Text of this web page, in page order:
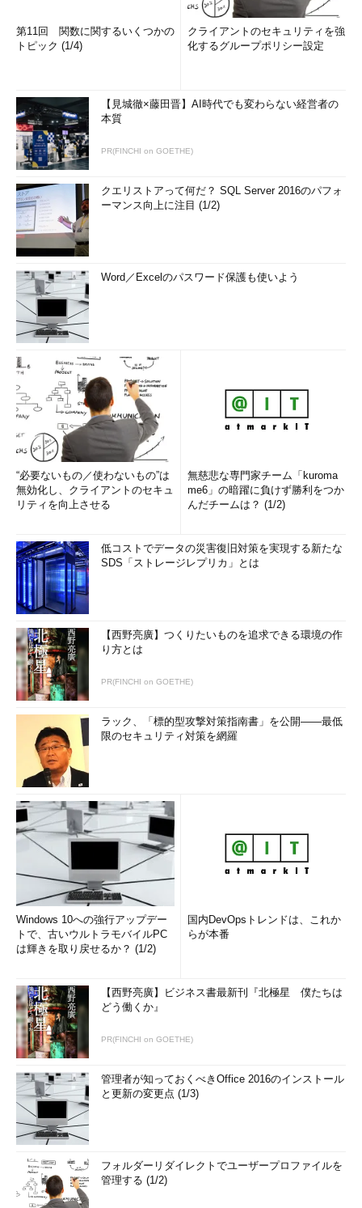
次ページでは、さらに実践テクをを紹介し、さまざまなプラグ
【2】ビルド結果でメールで送信するには
第11回 関数に関するいくつかの
トピック (1/4)
クライアントのセキュリティを強
化するグループポリシー設定
【見城徹×藤田晋】AI時代でも変わらない経営者の
本質
PR(FINCHI on GOETHE)
クエリストアって何だ？ SQL Server 2016のパフォ
ーマンス向上に注目 (1/2)
Word／Excelのパスワード保護も使いよう
“必要ないもの／使わないもの”は
無効化し、クライアントのセキュ
リティを向上させる
無慈悲な専門家チーム「kuroma
me6」の暗躍に負けず勝利をつか
んだチームは？ (1/2)
低コストでデータの災害復旧対策を実現する新たな
SDS「ストレージレプリカ」とは
【西野亮廣】つくりたいものを追求できる環境の作
り方とは
PR(FINCHI on GOETHE)
ラック、「標的型攻撃対策指南書」を公開――最低
限のセキュリティ対策を網羅
Windows 10への強行アップデー
トで、古いウルトラモバイルPC
は輝きを取り戻せるか？ (1/2)
国内DevOpsトレンドは、これか
らが本番
【西野亮廣】ビジネス書最新刊『北極星 僕たちは
どう働くか』
PR(FINCHI on GOETHE)
管理者が知っておくべきOffice 2016のインストール
と更新の変更点 (1/3)
フォルダーリダイレクトでユーザープロファイルを
管理する (1/2)